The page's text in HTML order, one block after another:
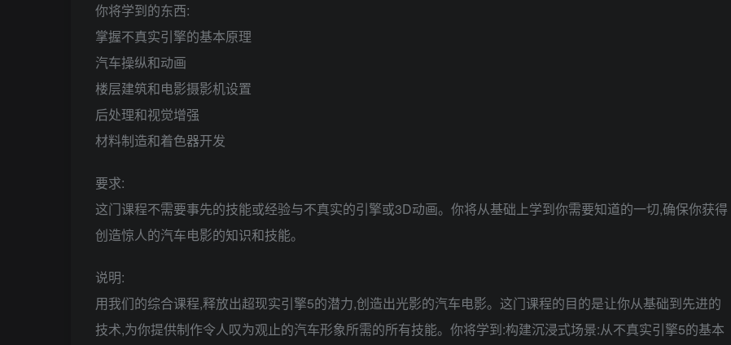
你将学到的东西:
掌握不真实引擎的基本原理
汽车操纵和动画
楼层建筑和电影摄影机设置
后处理和视觉增强
材料制造和着色器开发
要求:
这门课程不需要事先的技能或经验与不真实的引擎或3D动画。你将从基础上学到你需要知道的一切,确保你获得
创造惊人的汽车电影的知识和技能。
说明:
用我们的综合课程,释放出超现实引擎5的潜力,创造出光影的汽车电影。这门课程的目的是让你从基础到先进的
技术,为你提供制作令人叹为观止的汽车形象所需的所有技能。你将学到:构建沉浸式场景:从不真实引擎5的基本